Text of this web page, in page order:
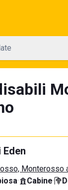
Eden
Monterosso
· Cabine·